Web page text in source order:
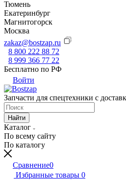
Тюмень
Екатеринбург
Магнитогорск
Москва
zakaz@bostzap.ru
8 800 222 88 72
8 999 366 77 22
Бесплатно по РФ
Войти
Запчасти для спецтехники с
Найти
Каталог
По всему сайту
По каталогу
Сравнение0
Избранные товары 0